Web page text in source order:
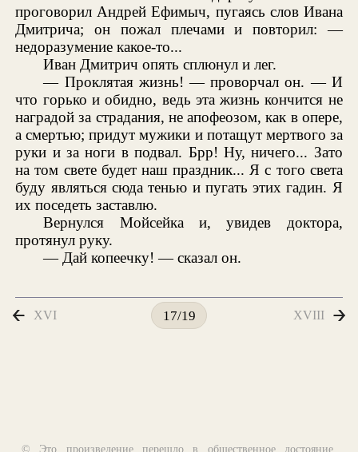
проговорил Андрей Ефимыч, пугаясь слов Ивана
Дмитрича; он пожал плечами и повторил: —
недоразумение какое-то...
Иван Дмитрич опять сплюнул и лег.
— Проклятая жизнь! — проворчал он. — И
что горько и обидно, ведь эта жизнь кончится не
наградой за страдания, не апофеозом, как в опере,
а смертью; придут мужики и потащут мертвого за
руки и за ноги в подвал. Брр! Ну, ничего... Зато
на том свете будет наш праздник... Я с того света
буду являться сюда тенью и пугать этих гадин. Я
их поседеть заставлю.
Вернулся Мойсейка и, увидев доктора,
протянул руку.
— Дай копеечку! — сказал он.
XVI 17/19 XVIII
© Это произведение перешло в общественное достояние,